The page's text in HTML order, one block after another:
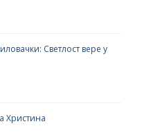
Светлост вере у
Христина